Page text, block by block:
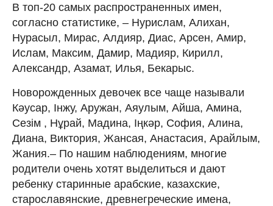
В топ-20 самых распространенных имен,
согласно статистике, – Нурислам, Алихан,
Нурасыл, Мирас, Алдияр, Диас, Арсен, Амир,
Ислам, Максим, Дамир, Мадияр, Кирилл,
Александр, Азамат, Илья, Бекарыс.
Новорожденных девочек все чаще называли
Кәусар, Інжу, Аружан, Аяулым, Айша, Амина,
Сезім , Нұрай, Мадина, Іңкәр, София, Алина,
Диана, Виктория, Жансая, Анастасия, Арайлым,
Жания.– По нашим наблюдениям, многие
родители очень хотят выделиться и дают
ребенку старинные арабские, казахские,
старославянские, древнегреческие имена,